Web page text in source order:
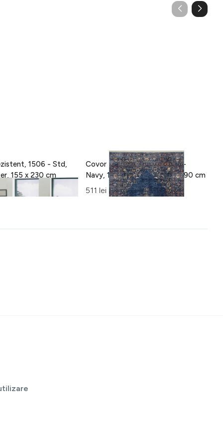
1506 - Std,
100% poliester, 155 x 230 cm
Covor Eko rezistent, ALT 01 -
Navy, 100% poliester, 130 x 190 cm
511 lei